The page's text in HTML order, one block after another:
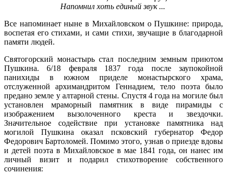
Напомнил хоть единый звук ...
Все напоминает ныне в Михайловском о Пушкине: природа,
воспетая его стихами, и сами стихи, звучащие в благодарной
памяти людей.
Святогорский монастырь стал последним земным приютом
Пушкина. 6/18 февраля 1837 года после заупокойной
панихиды в южном приделе монастырского храма,
отслуженной архимандритом Геннадием, тело поэта было
предано земле у алтарной стены. Спустя 4 года на могиле был
установлен мраморный памятник в виде пирамиды с
изображением вызолоченного креста и звездочки.
Значительное содействие при установке памятника над
могилой Пушкина оказал псковский губернатор Федор
ФедоровичБартоломей. Помимо этого, узнав о приезде вдовы
и детей поэта в Михайловское в мае 1841 года, он нанес им
личный визит и подарил стихотворение собственного
сочинения: